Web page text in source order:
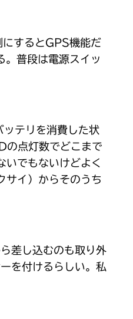
するとGPS機能だ
普段は電源スイッ
テリを消費した状
の点灯数でどこまで
でもないけどよく
サイ）からそのうち
差し込むのも取り外
を付けるらしい。私